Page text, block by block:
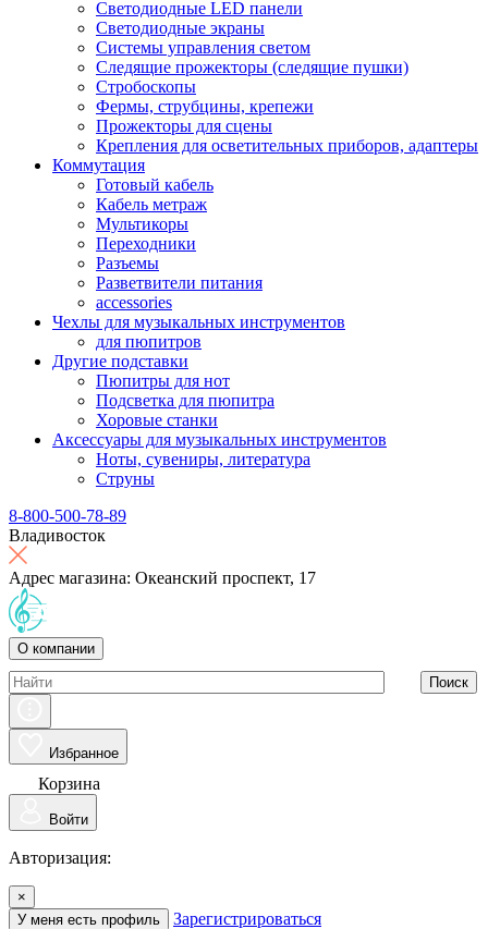
Светодиодные LED панели
Светодиодные экраны
Системы управления светом
Следящие прожекторы (следящие пушки)
Стробоскопы
Фермы, струбцины, крепежи
Прожекторы для сцены
Крепления для осветительных приборов, адаптеры
Коммутация
Готовый кабель
Кабель метраж
Мультикоры
Переходники
Разъемы
Разветвители питания
accessories
Чехлы для музыкальных инструментов
для пюпитров
Другие подставки
Пюпитры для нот
Подсветка для пюпитра
Хоровые станки
Аксессуары для музыкальных инструментов
Ноты, сувениры, литература
Струны
8-800-500-78-89
Владивосток
Адрес магазина: Океанский проспект, 17
О компании
Поиск
Избранное
Корзина
Войти
Авторизация:
×
У меня есть профиль
Зарегистрироваться